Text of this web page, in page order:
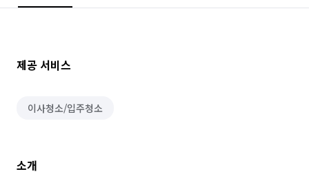
제공 서비스
이사청소/입주청소
소개